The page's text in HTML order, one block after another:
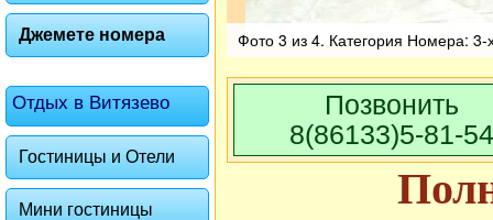
Джемете номера
Отдых в Витязево
Гостиницы и Отели
Мини гостиницы
Фото 3 из 4. Категория Номера:
Позвонить
8(86133)5-81-54